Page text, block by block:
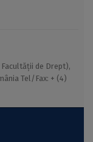
de Drept),
Tel/Fax: + (4)